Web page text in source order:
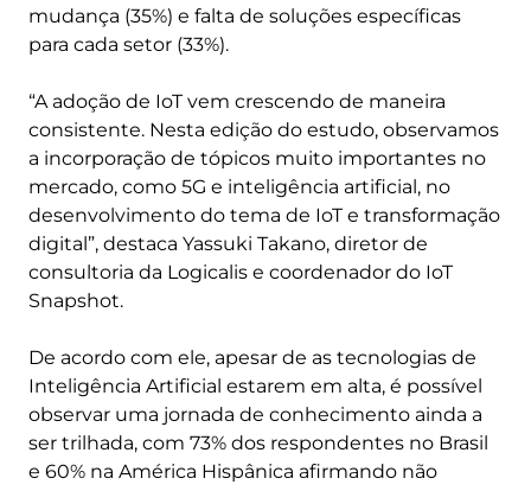
mudança (35%) e falta de soluções específicas
para cada setor (33%).
“A adoção de IoT vem crescendo de maneira
consistente. Nesta edição do estudo, observamos
a incorporação de tópicos muito importantes no
mercado, como 5G e inteligência artificial, no
desenvolvimento do tema de IoT e transformação
digital”, destaca Yassuki Takano, diretor de
consultoria da Logicalis e coordenador do IoT
Snapshot.
De acordo com ele, apesar de as tecnologias de
Inteligência Artificial estarem em alta, é possível
observar uma jornada de conhecimento ainda a
ser trilhada, com 73% dos respondentes no Brasil
e 60% na América Hispânica afirmando não